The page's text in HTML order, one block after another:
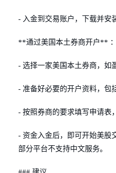
- 入金到交易账户，下载并安
**通过美国本土券商开户** ：
- 选择一家美国本土券商，如
- 准备好必要的开户资料，包
- 按照券商的要求填写申请表
- 资金入金后，即可开始美股
部分平台不支持中文服务。